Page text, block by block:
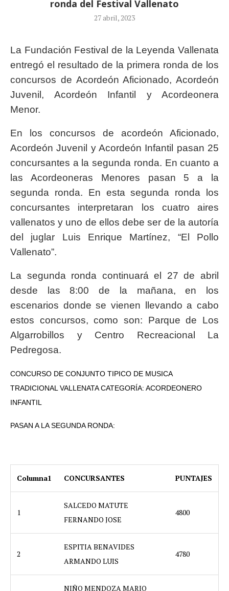
ronda del Festival Vallenato
27 abril, 2023
La Fundación Festival de la Leyenda Vallenata
entregó el resultado de la primera ronda de los
concursos de Acordeón Aficionado, Acordeón
Juvenil, Acordeón Infantil y Acordeonera
Menor.
En los concursos de acordeón Aficionado,
Acordeón Juvenil y Acordeón Infantil pasan 25
concursantes a la segunda ronda. En cuanto a
las Acordeoneras Menores pasan 5 a la
segunda ronda. En esta segunda ronda los
concursantes interpretaran los cuatro aires
vallenatos y uno de ellos debe ser de la autoría
del juglar Luis Enrique Martínez, “El Pollo
Vallenato”.
La segunda ronda continuará el 27 de abril
desde las 8:00 de la mañana, en los
escenarios donde se vienen llevando a cabo
estos concursos, como son: Parque de Los
Algarrobillos y Centro Recreacional La
Pedregosa.
CONCURSO DE CONJUNTO TIPICO DE MUSICA
TRADICIONAL VALLENATA CATEGORÍA: ACORDEONERO
INFANTIL
PASAN A LA SEGUNDA RONDA:
Columna1 CONCURSANTES PUNTAJES
1
SALCEDO MATUTE
FERNANDO JOSE
4800
2
ESPITIA BENAVIDES
ARMANDO LUIS
4780
NIÑO MENDOZA MARIO